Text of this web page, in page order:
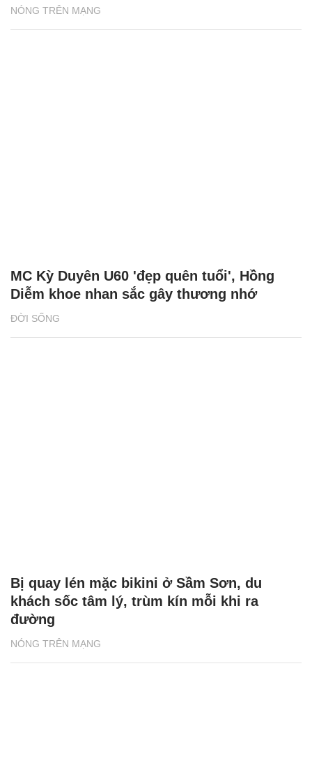
NÓNG TRÊN MẠNG
ĐỜI SỐNG
MC Kỳ Duyên U60 'đẹp quên tuổi', Hồng
Diễm khoe nhan sắc gây thương nhớ
NÓNG TRÊN MẠNG
Bị quay lén mặc bikini ở Sầm Sơn, du
khách sốc tâm lý, trùm kín mỗi khi ra
đường